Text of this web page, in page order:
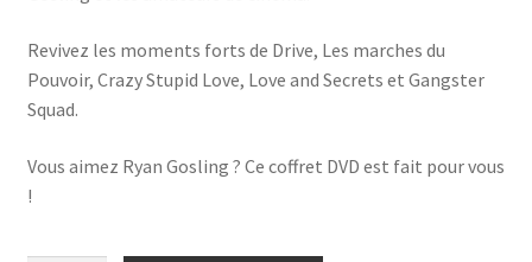
Revivez les moments forts de Drive, Les marches du
Pouvoir, Crazy Stupid Love, Love and Secrets et Gangster
Squad.
Vous aimez Ryan Gosling ? Ce coffret DVD est fait pour vous
!